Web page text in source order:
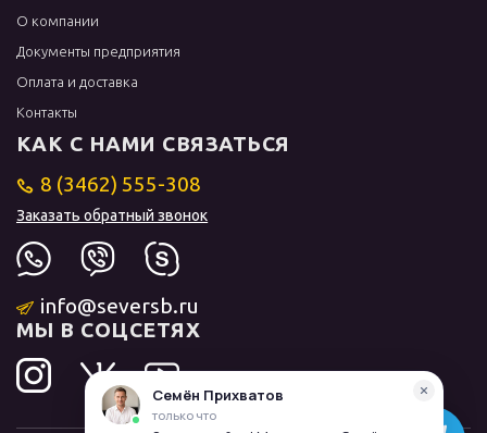
О компании
Документы предприятия
Оплата и доставка
Контакты
КАК С НАМИ СВЯЗАТЬСЯ
8 (3462) 555-308
Заказать обратный звонок
info@seversb.ru
МЫ В СОЦСЕТЯХ